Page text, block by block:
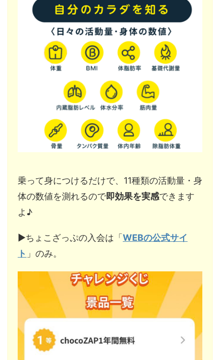
乗って身につけるだけで、11種類の活動量・身
体の数値を測れるので即効果を実感できます
よ♪
▶︎ちょこざっぷの入会は「WEBの公式サイ
ト 」のみ。